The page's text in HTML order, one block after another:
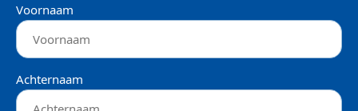
Voornaam
Achternaam